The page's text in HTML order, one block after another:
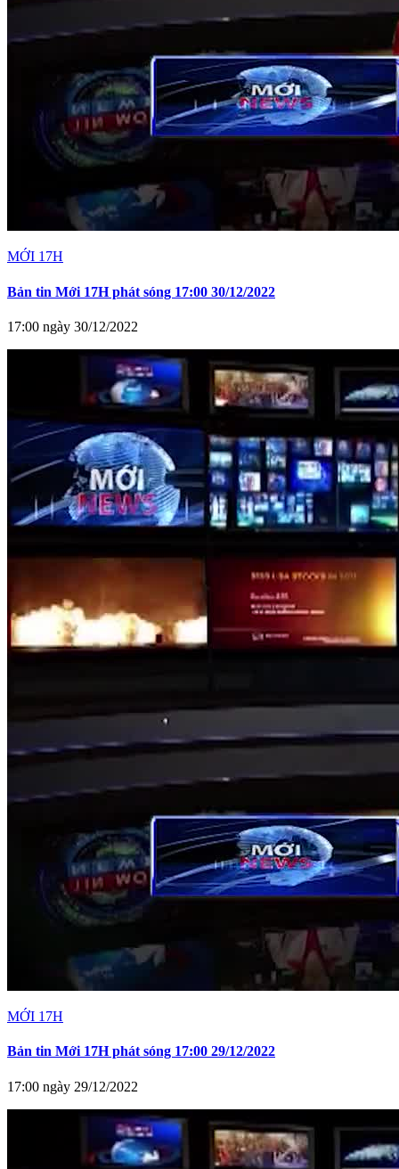
MỚI 17H
Bản tin Mới 17H phát sóng 17:00 30/12/2022
17:00 ngày 30/12/2022
MỚI 17H
Bản tin Mới 17H phát sóng 17:00 29/12/2022
17:00 ngày 29/12/2022